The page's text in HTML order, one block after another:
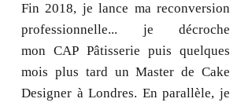
Fin 2018, je lance ma reconversion
professionnelle... je décroche
mon CAP Pâtisserie puis quelques
mois plus tard un Master de Cake
Designer à Londres. En parallèle, je